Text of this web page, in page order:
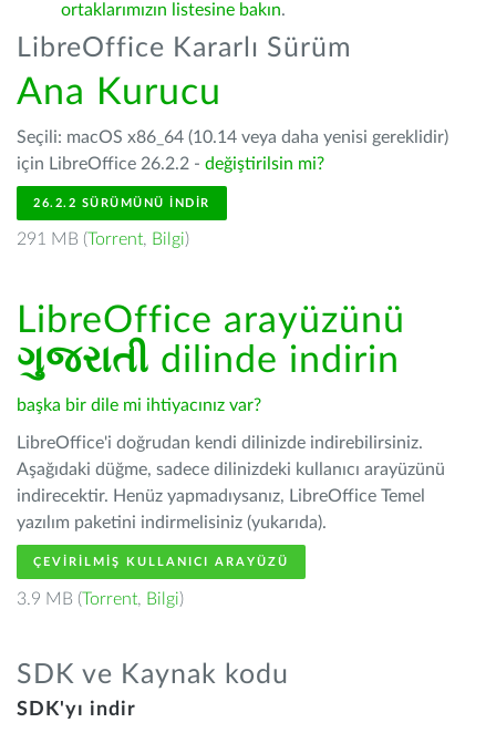
ortaklarımızın listesine bakın.
LibreOffice Kararlı Sürüm
Ana Kurucu
Seçili: macOS x86_64 (10.14 veya daha yenisi gereklidir)
için LibreOffice 26.2.2 - değiştirilsin mi?
26.2.2 SÜRÜMÜNÜ İNDIR
291 MB (Torrent, Bilgi)
LibreOffice arayüzünü
ગુજરાતી dilinde indirin
başka bir dile mi ihtiyacınız var?
LibreOffice'i doğrudan kendi dilinizde indirebilirsiniz.
Aşağıdaki düğme, sadece dilinizdeki kullanıcı arayüzünü
indirecektir. Henüz yapmadıysanız, LibreOffice Temel
yazılım paketini indirmelisiniz (yukarıda).
ÇEVIRILMIŞ KULLANICI ARAYÜZÜ
3.9 MB (Torrent, Bilgi)
SDK ve Kaynak kodu
SDK'yı indir